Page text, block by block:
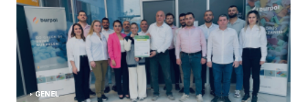
GENEL